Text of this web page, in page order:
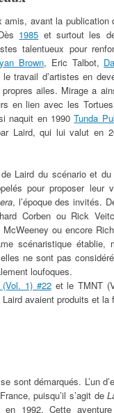
avant la publication
1985 et surtout les
talentueux pour
Brown, Eric Talbot,
travail d’artistes en
ailes. Mirage a
en lien avec les
naquit en 1990Tunda
Laird, qui lui valut en
Laird du scénario et
pour proposer leur
, l’époque des invités.
Corben ou Rick
McWeeney ou encore
scénaristique
ne sont pas
loufoques.
1) #22et le TMNT
avaient produits et
sont démarqués. L’un
puisqu’il s’agit de
en 1992. Cette